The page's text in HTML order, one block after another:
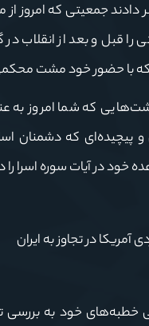
جمعیتی که امروز از
را قبل و بعد از
با حضور خود مشت
که شما امروز به
که دشمنان
خود در آیات سوره اسرا
در تجاوز به ایران
خود به بررسی